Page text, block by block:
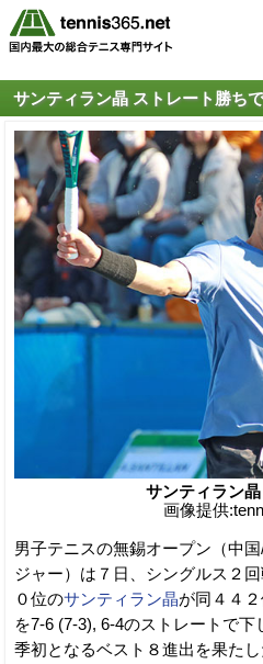
サンティラン晶 ストレート勝ち
サンティラン晶
画像提供
男子テニスの無錫オープン（中
ジャー）は７日、シングルス２
０位のサンティラン晶が同４４
を7-6 (7-3), 6-4のストレートで
季初となるベスト８進出を果たし